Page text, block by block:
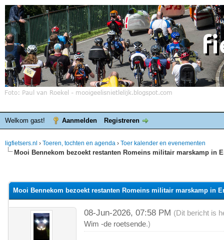
Welkom gast! Aanmelden Registreren
ligfietsers.nl › Toeren, tochten en agenda › Toer kalender en evenementen
Mooi Bennekom bezoekt restanten Romeins militair marskamp in
Mooi Bennekom bezoekt restanten Romeins militair marskamp in
08-Jun-2026, 07:58 PM (Dit bericht is
Wim -de roetsende.)